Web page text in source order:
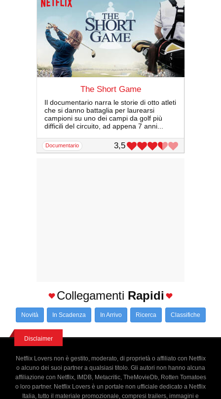
The Short Game
Il documentario narra le storie di otto atleti
che si danno battaglia per laurearsi
campioni su uno dei campi da golf più
difficili del circuito, ad appena 7 anni...
documentario 3,5
Collegamenti Rapidi
Novità In Scadenza In Arrivo Ricerca Classifiche
Disclaimer
Netflix Lovers non è gestito, moderato, di proprietà o affiliato con Netflix
o alcuno dei suoi partner a qualsiasi titolo. Gli autori non hanno alcuna
affiliazione con Netflix, IMDB, Metacritic, TheMovieDb, Rotten Tomatoes
o loro partner. Netflix Lovers è un portale non ufficiale dedicato a Netflix
Italia, tutto il materiale promozionale, compresi trailers, immagini e